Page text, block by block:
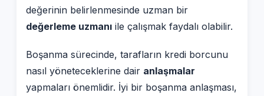
değerinin belirlenmesinde uzman bir
değerleme uzmanı ile çalışmak faydalı olabilir.
Boşanma sürecinde, tarafların kredi borcunu
nasıl yöneteceklerine dair anlaşmalar
yapmaları önemlidir. İyi bir boşanma anlaşması,